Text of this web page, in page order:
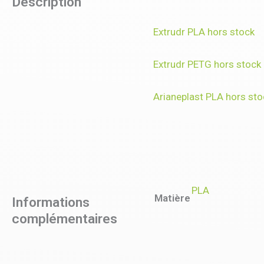
Extrudr PLA hors stock
Extrudr PETG hors stock
Arianeplast PLA hors
Informations
complémentaires
Matière
PLA